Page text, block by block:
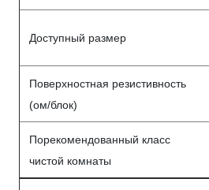
Доступный размер
Поверхностная резистивность
(ом/блок)
Порекомендованный класс
чистой комнаты